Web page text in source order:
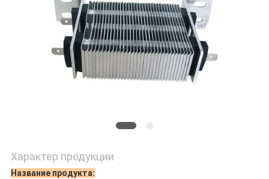
Характер продукции
Название продукта: